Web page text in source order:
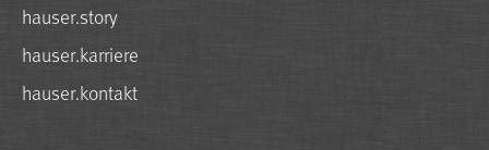
hauser.story
hauser.karriere
hauser.kontakt